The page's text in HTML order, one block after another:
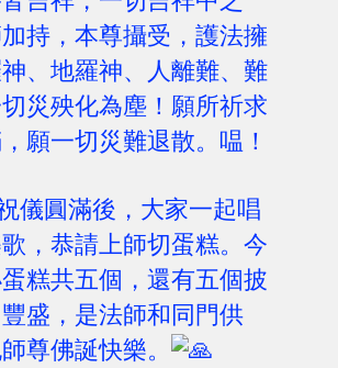
持，本尊攝受，護法擁
、地羅神、人離難、難
災殃化為塵！願所祈求
願一切災難退散。嗢！
儀圓滿後，大家一起唱
，恭請上師切蛋糕。今
糕共五個，還有五個披
盛，是法師和同門供
尊佛誕快樂。